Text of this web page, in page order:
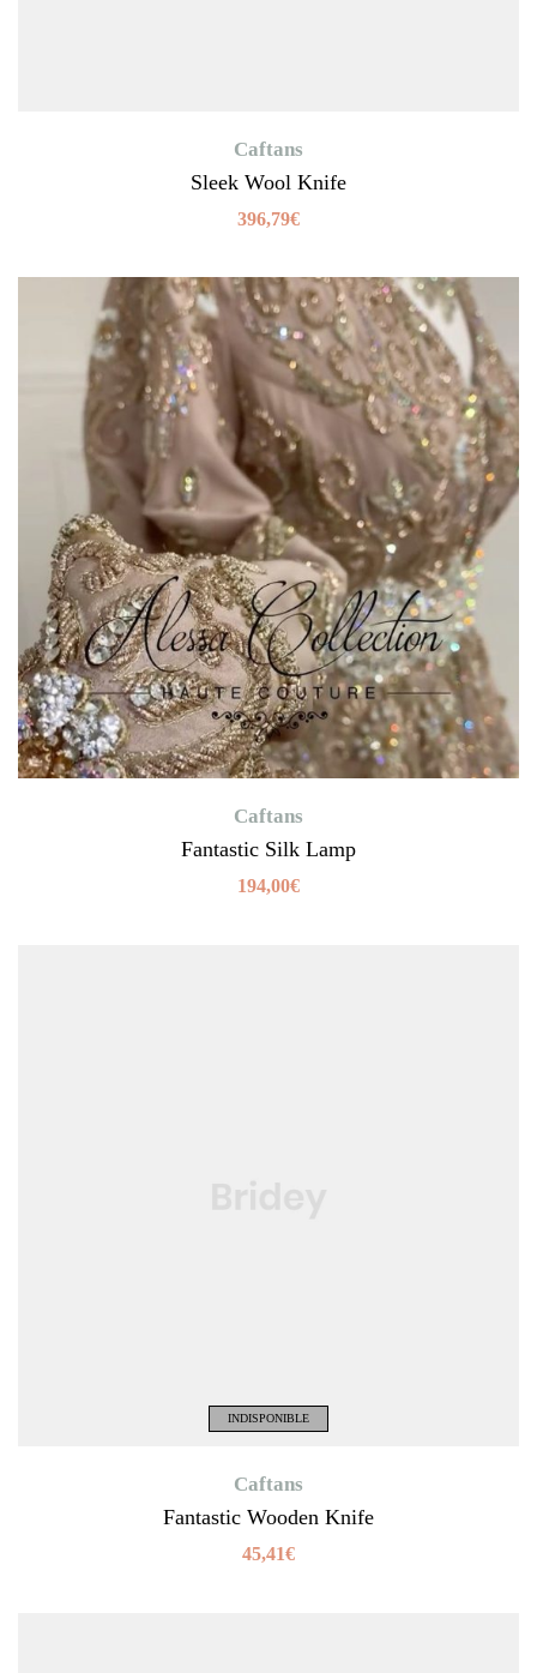
Caftans
Sleek Wool Knife
396,79€
Caftans
Fantastic Silk Lamp
194,00€
INDISPONIBLE
Caftans
Fantastic Wooden Knife
45,41€